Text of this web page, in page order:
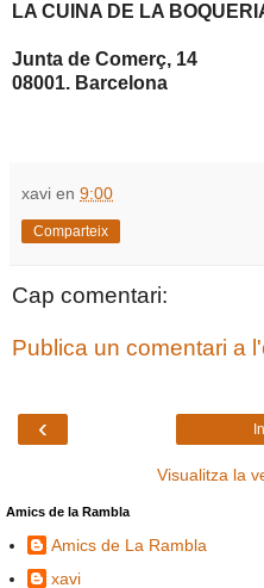
LA CUINA DE LA
Junta de Comerç, 14
08001. Barcelona
xavi en 9:00
Comparteix
Cap comentari:
Publica un comentari a
‹
Visualitza la
Amics de la Rambla
Amics de La Rambla
xavi